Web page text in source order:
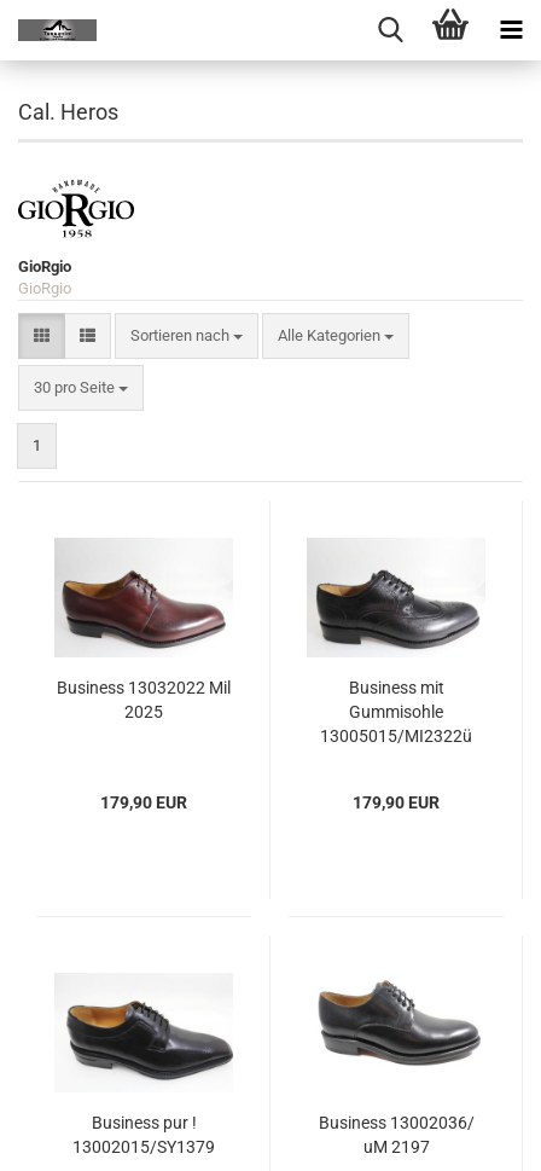
Cal. Heros
GioRgio
GioRgio
Sortieren nach Alle Kategorien
30 pro Seite
1
Business 13032022 Mil
2025
179,90 EUR
Business mit
Gummisohle
13005015/MI2322ü
179,90 EUR
Business pur !
13002015/SY1379
Business 13002036/
uM 2197